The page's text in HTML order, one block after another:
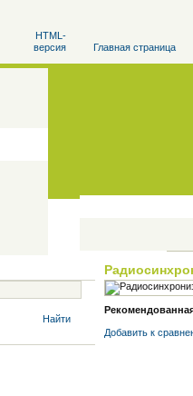
HTML-
версия
Главная страница
Найти
Добавить к